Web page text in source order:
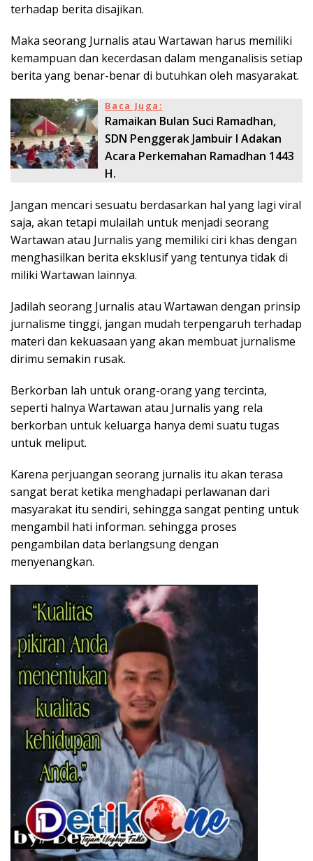
terhadap berita disajikan.
Maka seorang Jurnalis atau Wartawan harus memiliki
kemampuan dan kecerdasan dalam menganalisis setiap
berita yang benar-benar di butuhkan oleh masyarakat.
Baca Juga:
Ramaikan Bulan Suci Ramadhan,
SDN Penggerak Jambuir I Adakan
Acara Perkemahan Ramadhan 1443
H.
Jangan mencari sesuatu berdasarkan hal yang lagi viral
saja, akan tetapi mulailah untuk menjadi seorang
Wartawan atau Jurnalis yang memiliki ciri khas dengan
menghasilkan berita eksklusif yang tentunya tidak di
miliki Wartawan lainnya.
Jadilah seorang Jurnalis atau Wartawan dengan prinsip
jurnalisme tinggi, jangan mudah terpengaruh terhadap
materi dan kekuasaan yang akan membuat jurnalisme
dirimu semakin rusak.
Berkorban lah untuk orang-orang yang tercinta,
seperti halnya Wartawan atau Jurnalis yang rela
berkorban untuk keluarga hanya demi suatu tugas
untuk meliput.
Karena perjuangan seorang jurnalis itu akan terasa
sangat berat ketika menghadapi perlawanan dari
masyarakat itu sendiri, sehingga sangat penting untuk
mengambil hati informan. sehingga proses
pengambilan data berlangsung dengan
menyenangkan.